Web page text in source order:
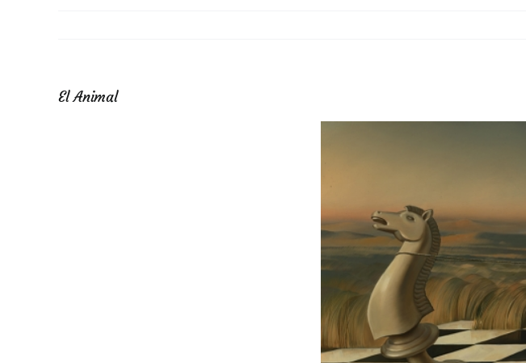
El Animal